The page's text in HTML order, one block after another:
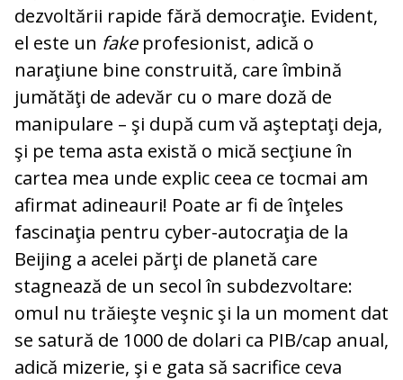
dezvoltării rapide fără democraţie. Evident,
el este un fake profesionist, adică o
naraţiune bine construită, care îmbină
jumătăţi de adevăr cu o mare doză de
manipulare – şi după cum vă aşteptaţi deja,
şi pe tema asta există o mică secţiune în
cartea mea unde explic ceea ce tocmai am
afirmat adineauri! Poate ar fi de înţeles
fascinaţia pentru cyber-autocraţia de la
Beijing a acelei părţi de planetă care
stagnează de un secol în subdezvoltare:
omul nu trăieşte veşnic şi la un moment dat
se satură de 1000 de dolari ca PIB/cap anual,
adică mizerie, şi e gata să sacrifice ceva